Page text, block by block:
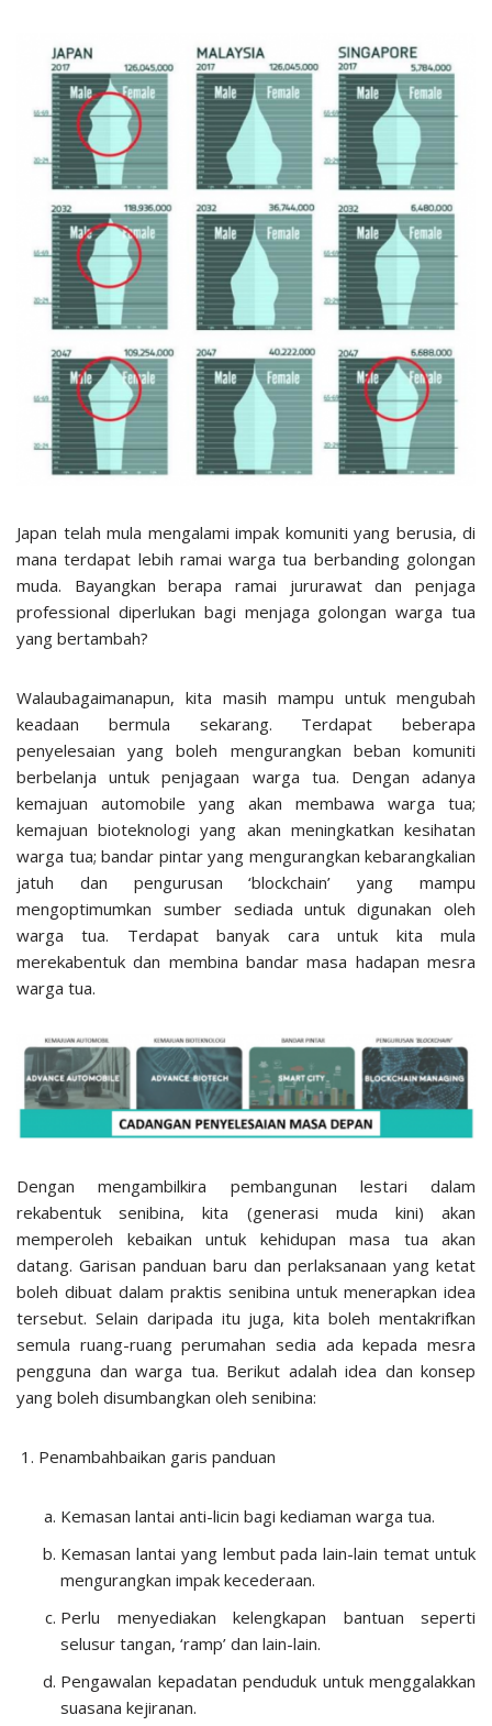
Japan telah mula mengalami impak komuniti yang berusia, di
mana terdapat lebih ramai warga tua berbanding golongan
muda. Bayangkan berapa ramai jururawat dan penjaga
professional diperlukan bagi menjaga golongan warga tua
yang bertambah?
Walaubagaimanapun, kita masih mampu untuk mengubah
keadaan bermula sekarang. Terdapat beberapa
penyelesaian yang boleh mengurangkan beban komuniti
berbelanja untuk penjagaan warga tua. Dengan adanya
kemajuan automobile yang akan membawa warga tua;
kemajuan bioteknologi yang akan meningkatkan kesihatan
warga tua; bandar pintar yang mengurangkan kebarangkalian
jatuh dan pengurusan ‘blockchain’ yang mampu
mengoptimumkan sumber sediada untuk digunakan oleh
warga tua. Terdapat banyak cara untuk kita mula
merekabentuk dan membina bandar masa hadapan mesra
warga tua.
Dengan mengambilkira pembangunan lestari dalam
rekabentuk senibina, kita (generasi muda kini) akan
memperoleh kebaikan untuk kehidupan masa tua akan
datang. Garisan panduan baru dan perlaksanaan yang ketat
boleh dibuat dalam praktis senibina untuk menerapkan idea
tersebut. Selain daripada itu juga, kita boleh mentakrifkan
semula ruang-ruang perumahan sedia ada kepada mesra
pengguna dan warga tua. Berikut adalah idea dan konsep
yang boleh disumbangkan oleh senibina:
Penambahbaikan garis panduan
Kemasan lantai anti-licin bagi kediaman warga tua.
Kemasan lantai yang lembut pada lain-lain temat untuk
mengurangkan impak kecederaan.
Perlu menyediakan kelengkapan bantuan seperti
selusur tangan, ‘ramp’ dan lain-lain.
Pengawalan kepadatan penduduk untuk menggalakkan
suasana kejiranan.